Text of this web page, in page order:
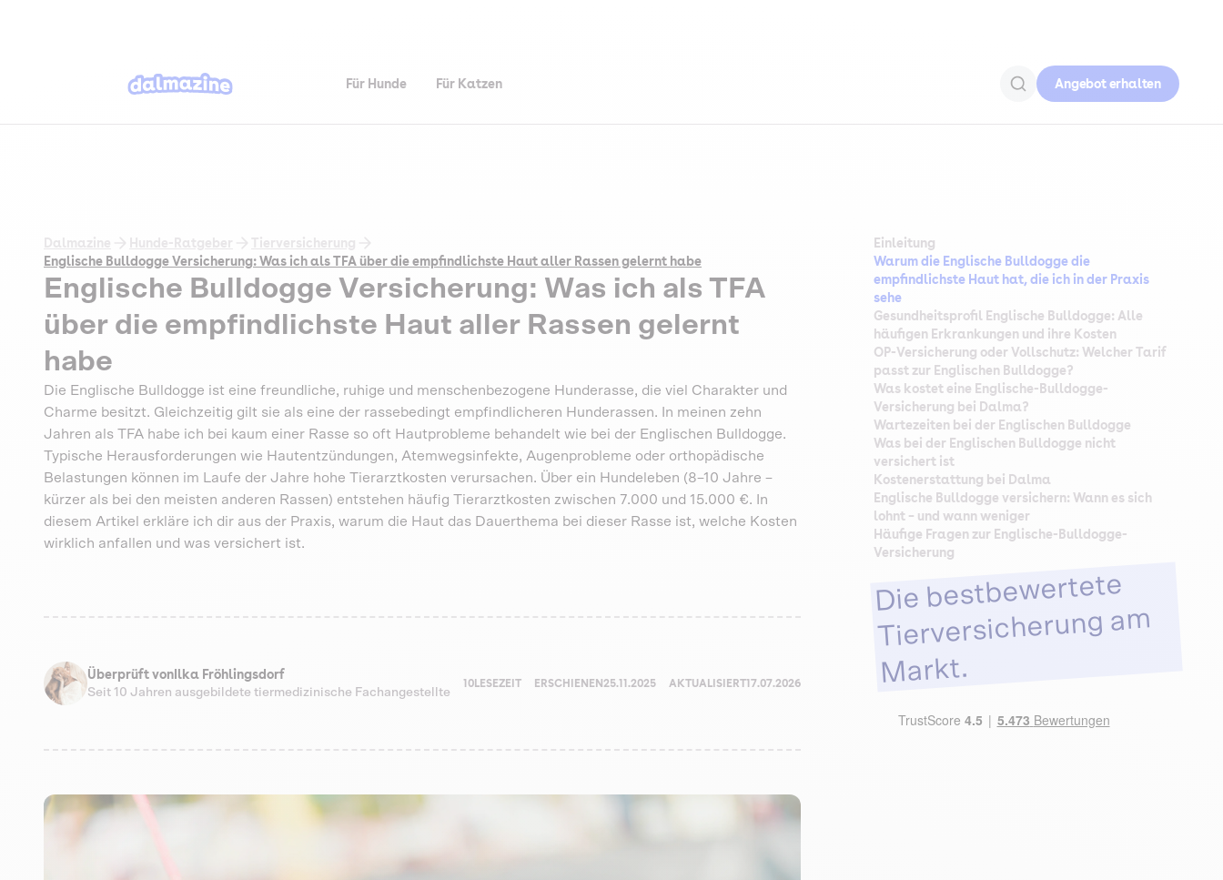
Für Hunde Für Katzen Angebot erhalten
Dalmazine Hunde-Ratgeber
Tierversicherung
Englische Bulldogge Versicherung: Was ich als TFA über die empfindlichste Haut aller Rassen gelernt habe
Englische Bulldogge Versicherung: Was ich als TFA
über die empfindlichste Haut aller Rassen gelernt
habe
Die Englische Bulldogge ist eine freundliche, ruhige und menschenbezogene Hunderasse, die viel Charakter und
Charme besitzt. Gleichzeitig gilt sie als eine der rassebedingt empfindlicheren Hunderassen. In meinen zehn
Jahren als TFA habe ich bei kaum einer Rasse so oft Hautprobleme behandelt wie bei der Englischen Bulldogge.
Typische Herausforderungen wie Hautentzündungen, Atemwegsinfekte, Augenprobleme oder orthopädische
Belastungen können im Laufe der Jahre hohe Tierarztkosten verursachen. Über ein Hundeleben (8–10 Jahre –
kürzer als bei den meisten anderen Rassen) entstehen häufig Tierarztkosten zwischen 7.000 und 15.000 €. In
diesem Artikel erkläre ich dir aus der Praxis, warum die Haut das Dauerthema bei dieser Rasse ist, welche Kosten
wirklich anfallen und was versichert ist.
Überprüft von Ilka Fröhlingsdorf
Seit 10 Jahren ausgebildete tiermedizinische Fachangestellte
10 LESEZEIT ERSCHIENEN25.11.2025 AKTUALISIERT17.07.2026
Einleitung
Warum die Englische Bulldogge die
empfindlichste Haut hat, die ich in der Praxis
sehe
Gesundheitsprofil Englische Bulldogge: Alle
häufigen Erkrankungen und ihre Kosten
OP-Versicherung oder Vollschutz: Welcher Tarif
passt zur Englischen Bulldogge?
Was kostet eine Englische-Bulldogge-
Versicherung bei Dalma?
Wartezeiten bei der Englischen Bulldogge
Was bei der Englischen Bulldogge nicht
versichert ist
Kostenerstattung bei Dalma
Englische Bulldogge versichern: Wann es sich
lohnt – und wann weniger
Häufige Fragen zur Englische-Bulldogge-
Versicherung
Die bestbewertete
Tierversicherung am
Markt.